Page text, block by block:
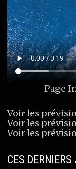
Page
Voir les
Voir les
Voir les
CES DERNIERS